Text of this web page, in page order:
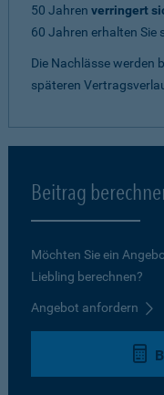
50 Jahren verringert
60 Jahren erhalten Sie
Die Nachlässe werden
späteren
Beitrag
Möchten Sie ein
Liebling berechnen?
Angebot anfordern